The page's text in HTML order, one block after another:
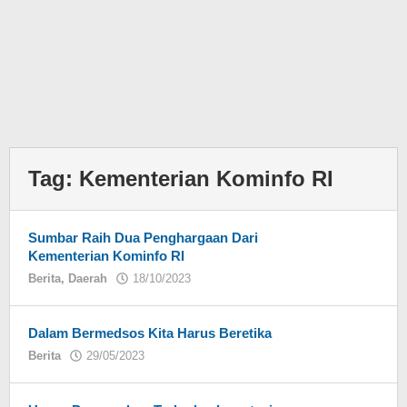
Tag: Kementerian Kominfo RI
Sumbar Raih Dua Penghargaan Dari
Kementerian Kominfo RI
Berita, Daerah 18/10/2023
Dalam Bermedsos Kita Harus Beretika
Berita 29/05/2023